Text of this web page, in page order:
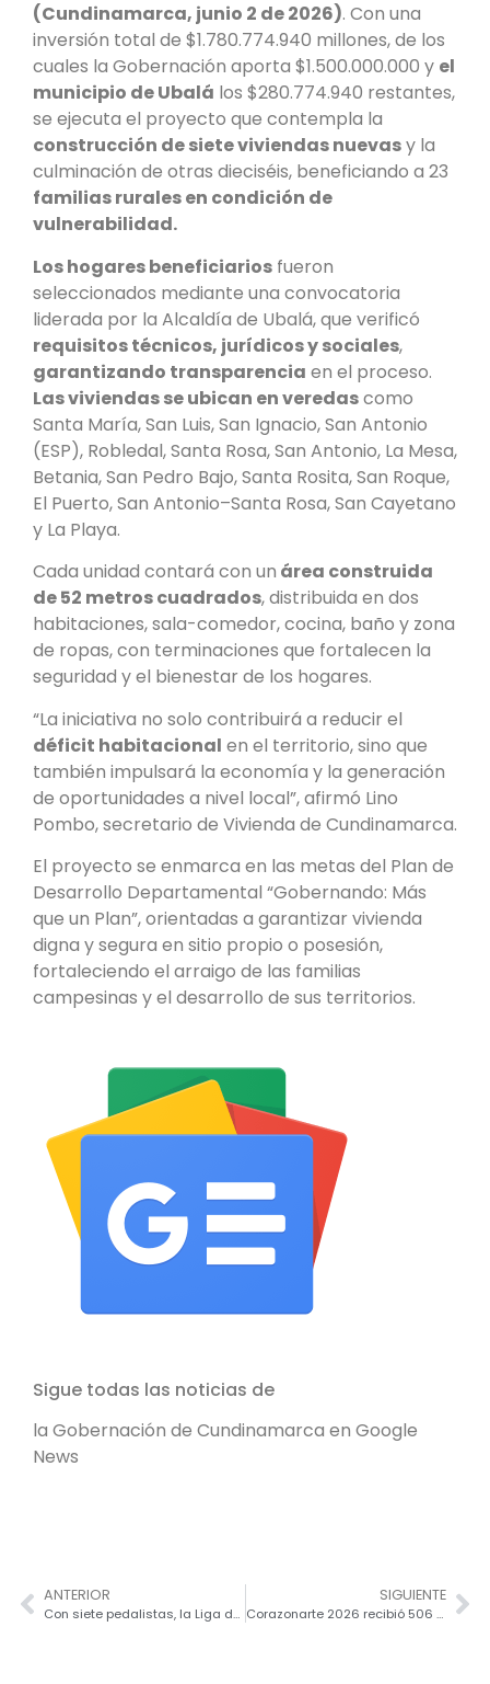
(Cundinamarca, junio 2 de 2026). Con una
inversión total de $1.780.774.940 millones, de los
cuales la Gobernación aporta $1.500.000.000 y el
municipio de Ubalá los $280.774.940 restantes,
se ejecuta el proyecto que contempla la
construcción de siete viviendas nuevasy la
culminación de otras dieciséis, beneficiando a 23
familias rurales en condición de
vulnerabilidad.
Los hogares beneficiarios fueron
seleccionados mediante una convocatoria
liderada por la Alcaldía de Ubalá, que verificó
requisitos técnicos, jurídicos y sociales,
garantizando transparencia en el proceso.
Las viviendas se ubican en veredascomo
Santa María, San Luis, San Ignacio, San Antonio
(ESP), Robledal, Santa Rosa, San Antonio, La Mesa,
Betania, San Pedro Bajo, Santa Rosita, San Roque,
El Puerto, San Antonio–Santa Rosa, San Cayetano
y La Playa.
Cada unidad contará con un área construida
de 52 metros cuadrados, distribuida en dos
habitaciones, sala-comedor, cocina, baño y zona
de ropas, con terminaciones que fortalecen la
seguridad y el bienestar de los hogares.
“La iniciativa no solo contribuirá a reducir el
déficit habitacional en el territorio, sino que
también impulsará la economía y la generación
de oportunidades a nivel local”, afirmó Lino
Pombo, secretario de Vivienda de Cundinamarca.
El proyecto se enmarca en las metas del Plan de
Desarrollo Departamental “Gobernando: Más
que un Plan”, orientadas a garantizar vivienda
digna y segura en sitio propio o posesión,
fortaleciendo el arraigo de las familias
campesinas y el desarrollo de sus territorios.
Sigue todas las noticias de
la Gobernación de Cundinamarca en Google
News
ANTERIOR
Con siete pedalistas, la Liga de Ciclismo de Cundinamarca buscará el podio en la Vuelta a Colombia Femenina 2026
SIGUIENTE
Corazonarte 2026 recibió 506 propuestas para acceder a 115 estímulos culturales en Cundinamarca